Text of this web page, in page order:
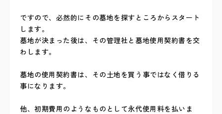
ですので、必然的にその墓地を探すところからスタート
します。
墓地が決まった後は、その管理社と墓地使用契約書を交
わします。
墓地の使用契約書は、その土地を買う事ではなく借りる
事になります。
他、初期費用のようなものとして永代使用料を払いま